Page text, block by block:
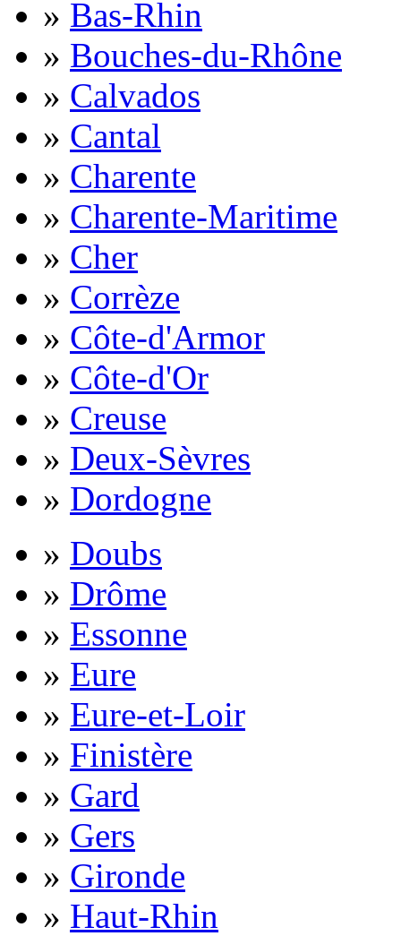
» Bas-Rhin
» Bouches-du-Rhône
» Calvados
» Cantal
» Charente
» Charente-Maritime
» Cher
» Corrèze
» Côte-d'Armor
» Côte-d'Or
» Creuse
» Deux-Sèvres
» Dordogne
» Doubs
» Drôme
» Essonne
» Eure
» Eure-et-Loir
» Finistère
» Gard
» Gers
» Gironde
» Haut-Rhin